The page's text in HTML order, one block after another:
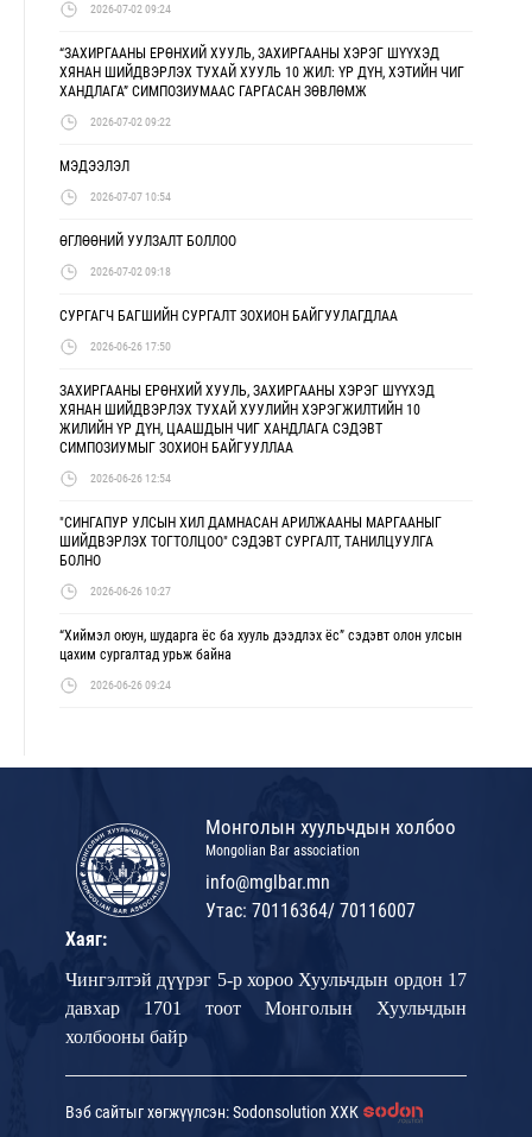
2026-07-02 09:24
“ЗАХИРГААНЫ ЕРӨНХИЙ ХУУЛЬ, ЗАХИРГААНЫ ХЭРЭГ ШҮҮХЭД
ХЯНАН ШИЙДВЭРЛЭХ ТУХАЙ ХУУЛЬ 10 ЖИЛ: ҮР ДҮН, ХЭТИЙН ЧИГ
ХАНДЛАГА” СИМПОЗИУМААС ГАРГАСАН ЗӨВЛӨМЖ
2026-07-02 09:22
МЭДЭЭЛЭЛ
2026-07-07 10:54
ӨГЛӨӨНИЙ УУЛЗАЛТ БОЛЛОО
2026-07-02 09:18
СУРГАГЧ БАГШИЙН СУРГАЛТ ЗОХИОН БАЙГУУЛАГДЛАА
2026-06-26 17:50
ЗАХИРГААНЫ ЕРӨНХИЙ ХУУЛЬ, ЗАХИРГААНЫ ХЭРЭГ ШҮҮХЭД
ХЯНАН ШИЙДВЭРЛЭХ ТУХАЙ ХУУЛИЙН ХЭРЭГЖИЛТИЙН 10
ЖИЛИЙН ҮР ДҮН, ЦААШДЫН ЧИГ ХАНДЛАГА СЭДЭВТ
СИМПОЗИУМЫГ ЗОХИОН БАЙГУУЛЛАА
2026-06-26 12:54
"СИНГАПУР УЛСЫН ХИЛ ДАМНАСАН АРИЛЖААНЫ МАРГААНЫГ
ШИЙДВЭРЛЭХ ТОГТОЛЦОО" СЭДЭВТ СУРГАЛТ, ТАНИЛЦУУЛГА
БОЛНО
2026-06-26 10:27
“Хиймэл оюун, шударга ёс ба хууль дээдлэх ёс” сэдэвт олон улсын
цахим сургалтад урьж байна
2026-06-26 09:24
Монголын хуульчдын холбоо
Mongolian Bar association
info@mglbar.mn
Утас: 70116364/ 70116007
Хаяг:
Чингэлтэй дүүрэг 5-р хороо Хуульчдын ордон 17
давхар 1701 тоот Монголын Хуульчдын
холбооны байр
Вэб сайтыг хөгжүүлсэн: Sodonsolution ХХК